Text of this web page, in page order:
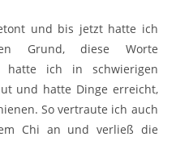
und bis jetzt hatte ich
Grund, diese Worte
hatte ich in schwierigen
und hatte Dinge erreicht,
So vertraute ich auch
Chi an und verließ die